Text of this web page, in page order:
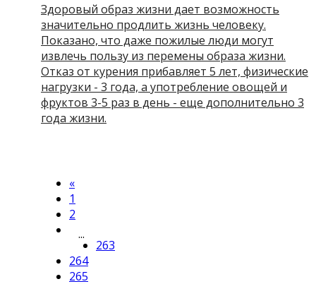
Здоровый образ жизни дает возможность
значительно продлить жизнь человеку.
Показано, что даже пожилые люди могут
извлечь пользу из перемены образа жизни.
Отказ от курения прибавляет 5 лет, физические
нагрузки - 3 года, а употребление овощей и
фруктов 3-5 раз в день - еще дополнительно 3
года жизни.
«
1
2
...
263
264
265